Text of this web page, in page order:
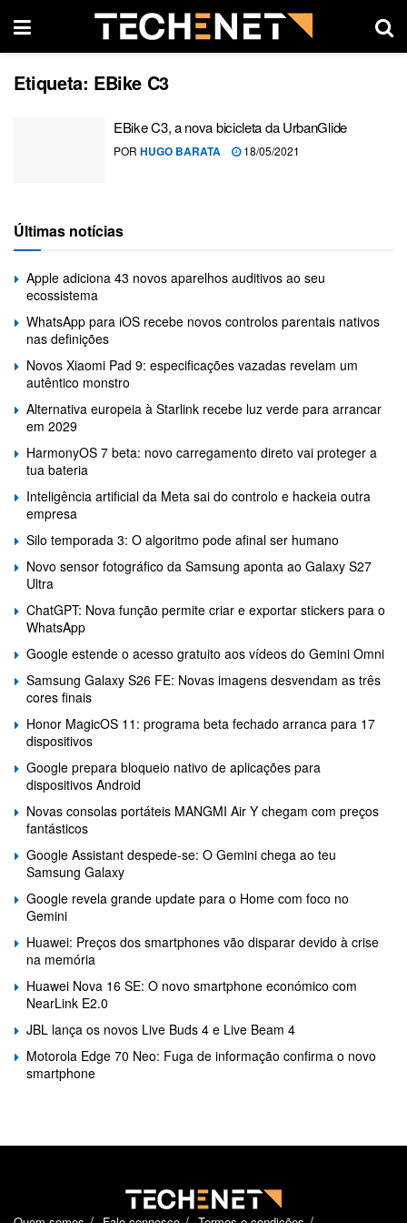
Etiqueta: EBike C3
EBike C3, a nova bicicleta da UrbanGlide
POR HUGO BARATA 18/05/2021
Últimas notícias
Apple adiciona 43 novos aparelhos auditivos ao seu
ecossistema
WhatsApp para iOS recebe novos controlos parentais nativos
nas definições
Novos Xiaomi Pad 9: especificações vazadas revelam um
autêntico monstro
Alternativa europeia à Starlink recebe luz verde para arrancar
em 2029
HarmonyOS 7 beta: novo carregamento direto vai proteger a
tua bateria
Inteligência artificial da Meta sai do controlo e hackeia outra
empresa
Silo temporada 3: O algoritmo pode afinal ser humano
Novo sensor fotográfico da Samsung aponta ao Galaxy S27
Ultra
ChatGPT: Nova função permite criar e exportar stickers para o
WhatsApp
Google estende o acesso gratuito aos vídeos do Gemini Omni
Samsung Galaxy S26 FE: Novas imagens desvendam as três
cores finais
Honor MagicOS 11: programa beta fechado arranca para 17
dispositivos
Google prepara bloqueio nativo de aplicações para
dispositivos Android
Novas consolas portáteis MANGMI Air Y chegam com preços
fantásticos
Google Assistant despede-se: O Gemini chega ao teu
Samsung Galaxy
Google revela grande update para o Home com foco no
Gemini
Huawei: Preços dos smartphones vão disparar devido à crise
na memória
Huawei Nova 16 SE: O novo smartphone económico com
NearLink E2.0
JBL lança os novos Live Buds 4 e Live Beam 4
Motorola Edge 70 Neo: Fuga de informação confirma o novo
smartphone